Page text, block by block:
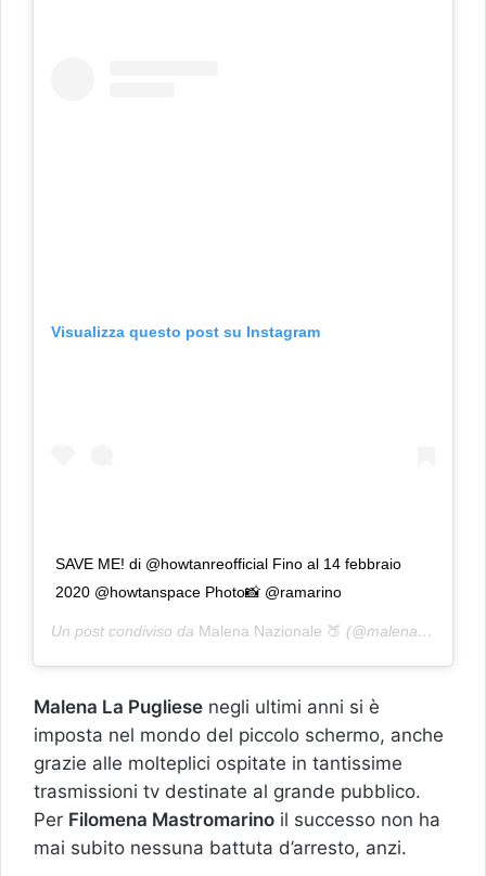
Visualizza questo post su Instagram
SAVE ME! di @howtanreofficial Fino al 14 febbraio
2020 @howtanspace Photo📸 @ramarino
Un post condiviso da Malena Nazionale 🍑 (@malena.official) in data:
Malena La Pugliese negli ultimi anni si è
imposta nel mondo del piccolo schermo, anche
grazie alle molteplici ospitate in tantissime
trasmissioni tv destinate al grande pubblico.
Per Filomena Mastromarino il successo non ha
mai subito nessuna battuta d’arresto, anzi.